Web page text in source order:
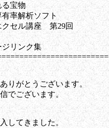
る宝物
率解析ソフト
クセル講座 第29回
ジリンク集
りがとうございます。
でございます。
してきました。